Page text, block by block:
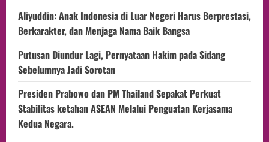
Aliyuddin: Anak Indonesia di Luar Negeri Harus Berprestasi,
Berkarakter, dan Menjaga Nama Baik Bangsa
Putusan Diundur Lagi, Pernyataan Hakim pada Sidang
Sebelumnya Jadi Sorotan
Presiden Prabowo dan PM Thailand Sepakat Perkuat
Stabilitas ketahan ASEAN Melalui Penguatan Kerjasama
Kedua Negara.